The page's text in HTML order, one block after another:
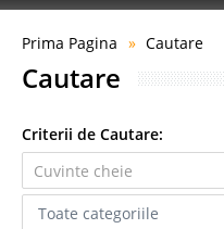
Prima Pagina Cautare
Cautare
Criterii de Cautare: